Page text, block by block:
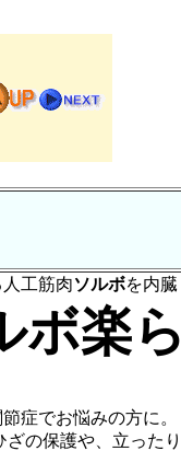
工筋肉ソルボを内臓
ボ楽
症でお悩みの方に。
の保護や、立ったり